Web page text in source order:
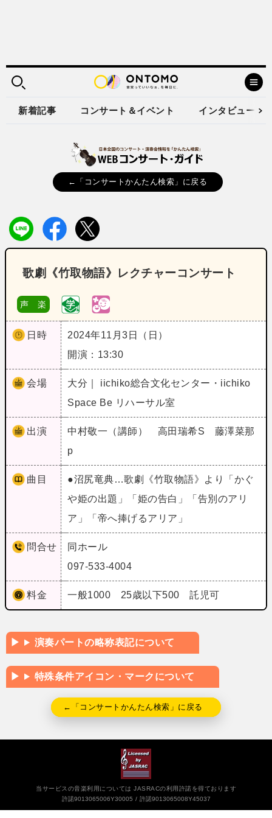
新着記事 コンサート＆イベント インタビュー
←「コンサートかんたん検索」に戻る
歌劇《竹取物語》レクチャーコンサート
声 楽
日時
2024年11月3日（日）
開演：13:30
会場
大分｜ iichiko総合文化センター・iichiko
Space Be リハーサル室
出演
中村敬一（講師） 高田瑞希S 藤澤菜那
p
曲目
●沼尻竜典…歌劇《竹取物語》より「かぐ
や姫の出題」「姫の告白」「告別のアリ
ア」「帝へ捧げるアリア」
問合せ
同ホール
097-533-4004
料金 一般1000 25歳以下500 託児可
演奏パートの略称表記について
特殊条件アイコン・マークについて
←「コンサートかんたん検索」に戻る
当サービスの音楽利用については JASRACの利用許諾を得ております
許諾9013065006Y30005
許諾9013065008Y45037